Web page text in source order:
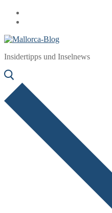
Zum
Inhalt
Menü
Schließen
Insidertipps und Inselnews